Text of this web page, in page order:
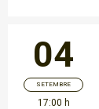
04
SETEMBRE
17:00 h